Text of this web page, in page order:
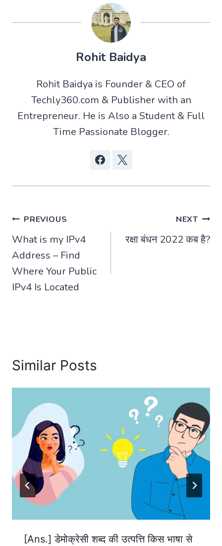
Rohit Baidya
Rohit Baidya is Founder & CEO of
Techly360.com & Publisher with an
Entrepreneur. He is Also a Student & Full
Time Passionate Blogger.
Post
navigation
PREVIOUS
What is my IPv4
Address – Find
Where Your Public
IPv4 Is Located
NEXT
रक्षा बंधन 2022 कब है?
Similar Posts
[Ans.] डेमोक्रेसी शब्द की उत्पत्ति किस भाषा से